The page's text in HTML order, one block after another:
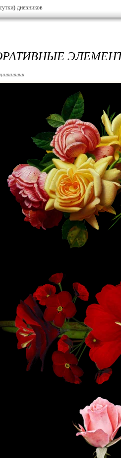
дневников